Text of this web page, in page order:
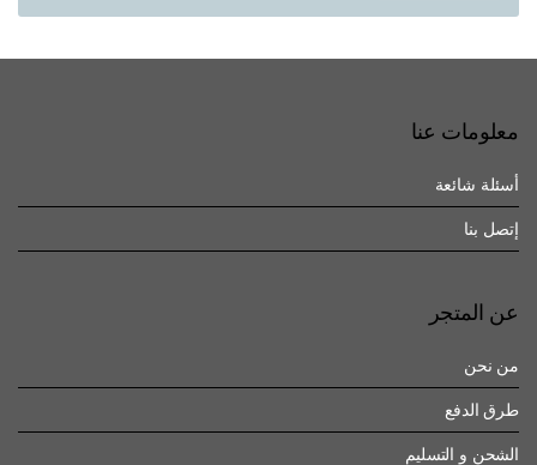
معلومات عنا
أسئلة شائعة
إتصل بنا
عن المتجر
من نحن
طرق الدفع
الشحن و التسليم